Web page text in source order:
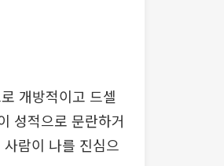
개방적이고 드셀
성적으로 문란하거
람이 나를 진심으